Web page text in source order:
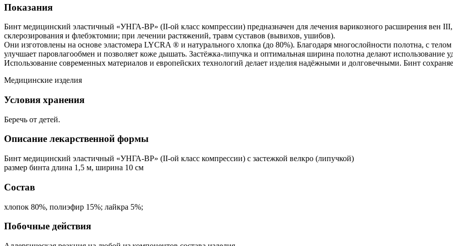
Показания
Бинт медицинский эластичный «УНГА-ВР» (II-ой класс компрессии) предназначен для лечения варикозного расширения вен
склерозирования и флебэктомии; при лечении растяжений, травм суставов (вывихов, ушибов).
Они изготовлены на основе эластомера LYCRA ® и натурального хлопка (до 80%). Благодаря многослойности полотна, с
улучшает паровлагообмен и позволяет коже дышать. Застёжка-липучка и оптимальная ширина полотна делают использование
Использование современных материалов и европейских технологий делает изделия надёжными и долговечными. Бинт
Медицинские изделия
Условия хранения
Беречь от детей.
Описание лекарственной формы
Бинт медицинский эластичный «УНГА-ВР» (II-ой класс компрессии) с застежкой велкро (липучкой)
размер бинта длина 1,5 м, ширина 10 см
Состав
хлопок 80%, полиэфир 15%; лайкра 5%;
Побочные действия